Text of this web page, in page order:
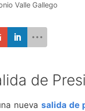
Valle Gallego
de
nuevasalida de